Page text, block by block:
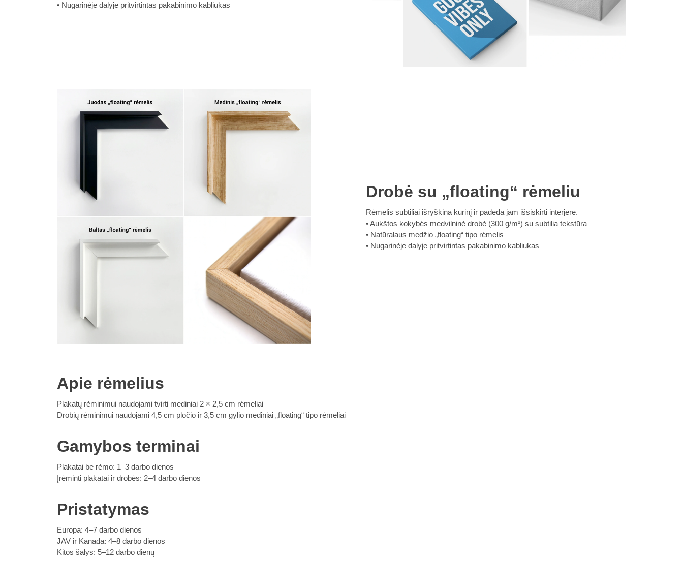
Nugarinėje dalyje pritvirtintas pakabinimo kabliukas
Drobė su „floating“ rėmeliu
Rėmelis subtiliai išryškina kūrinį ir padeda jam išsiskirti interjere.
Aukštos kokybės medvilninė drobė (300 g/m²) su subtilia tekstūra
Natūralaus medžio „floating“ tipo rėmelis
Nugarinėje dalyje pritvirtintas pakabinimo kabliukas
Apie rėmelius
Plakatų rėminimui naudojami tvirti mediniai 2 × 2,5 cm rėmeliai
Drobių rėminimui naudojami 4,5 cm pločio ir 3,5 cm gylio mediniai „floating“ tipo rėmeliai
Gamybos terminai
Plakatai be rėmo: 1–3 darbo dienos
Įrėminti plakatai ir drobės: 2–4 darbo dienos
Pristatymas
Europa: 4–7 darbo dienos
JAV ir Kanada: 4–8 darbo dienos
Kitos šalys: 5–12 darbo dienų